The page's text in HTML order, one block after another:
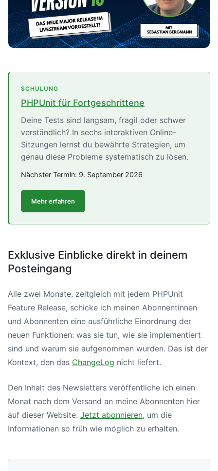
SCHULUNG
PHPUnit für Fortgeschrittene
Deine Tests sind langsam, fragil oder schwer
verständlich? In sechs interaktiven Online-
Sitzungen lernst du bewährte Strategien, um
genau diese Probleme systematisch zu lösen.
Nächster Termin: 9. September 2026
Mehr erfahren
Exklusive Einblicke direkt in deinem
Posteingang
Alle zwei Monate, zeitgleich mit jedem PHPUnit
Feature Release, schicke ich meinen Abonnentinnen
und Abonnenten eine ausführliche Einordnung der
neuen Funktionen: was sie tun, wie sie implementiert
sind und warum sie aufgenommen wurden. Das ist der
Kontext, den das ChangeLog nicht liefert.
Den Inhalt des Newsletters veröffentliche ich einen
Monat nach dem Versand an meine Abonnenten hier
auf dieser Website. Jetzt abonnieren, um die
Informationen so früh wie möglich zu erhalten.